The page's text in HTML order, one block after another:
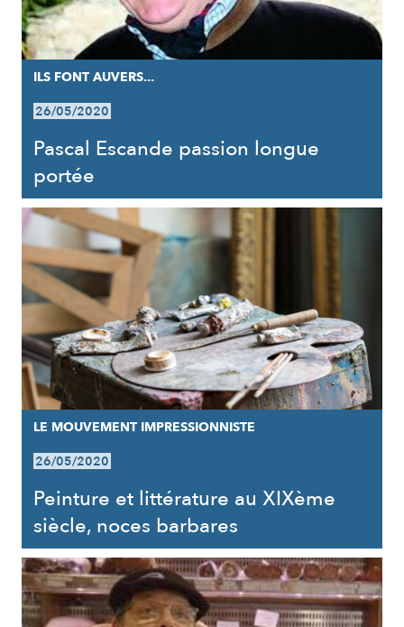
ILS FONT AUVERS...
26/05/2020
Pascal Escande passion longue
portée
LE MOUVEMENT IMPRESSIONNISTE
26/05/2020
Peinture et littérature au XIXème
siècle, noces barbares